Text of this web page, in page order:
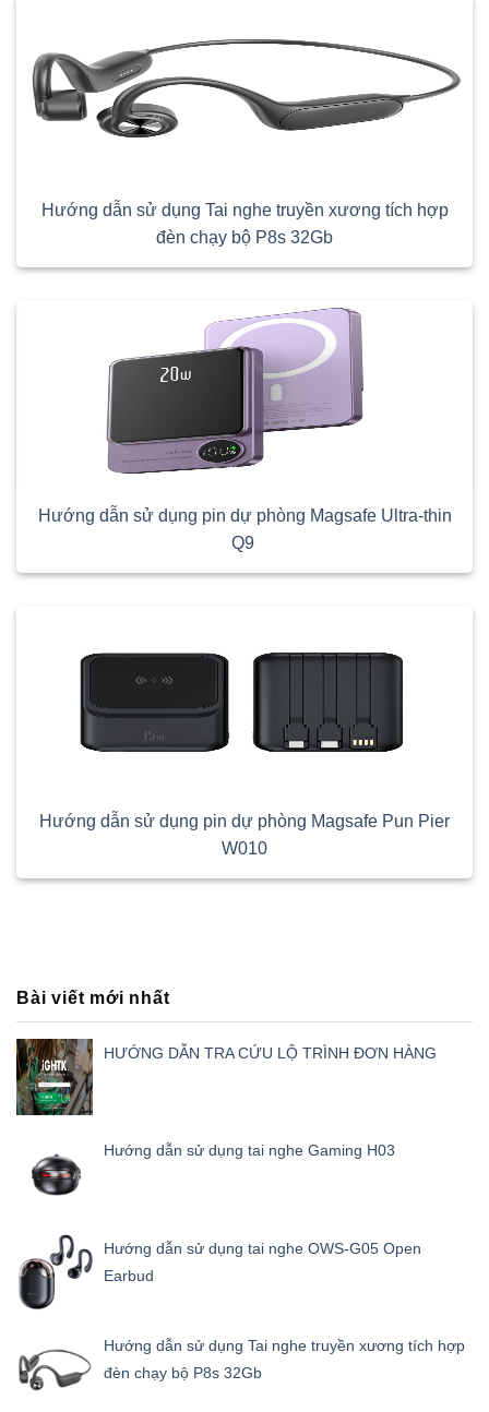
Hướng dẫn sử dụng Tai nghe truyền xương tích hợp
đèn chạy bộ P8s 32Gb
Hướng dẫn sử dụng pin dự phòng Magsafe Ultra-thin
Q9
Hướng dẫn sử dụng pin dự phòng Magsafe Pun Pier
W010
Bài viết mới nhất
HƯỚNG DẪN TRA CỨU LỘ TRÌNH ĐƠN HÀNG
Hướng dẫn sử dụng tai nghe Gaming H03
Hướng dẫn sử dụng tai nghe OWS-G05 Open
Earbud
Hướng dẫn sử dụng Tai nghe truyền xương tích hợp
đèn chạy bộ P8s 32Gb